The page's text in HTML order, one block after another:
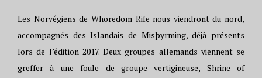
Les Norvégiens de Whoredom Rife nous viendront du nord,
accompagnés des Islandais de Misþyrming, déjà présents
lors de l’édition 2017. Deux groupes allemands viennent se
greffer à une foule de groupe vertigineuse, Shrine of